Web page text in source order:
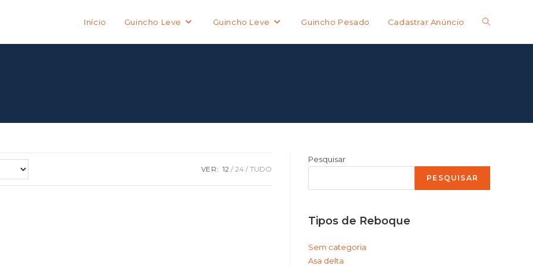
Início Guincho Leve Guincho Leve Guincho Pesado Cadastrar Anúncio Alternar
VER: 12 24 TUDO
Pesquisar
PESQUISAR
Tipos de Reboque
Sem categoria
Asa delta